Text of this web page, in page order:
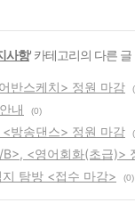
사항' 카테고리의 다른 글
반스케치> 정원 마감
내 (0)
방송댄스> 정원 마감
<영어회화(초급)>
탐방 <접수 마감> (0)